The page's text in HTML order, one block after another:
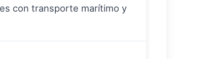
con transporte marítimo y